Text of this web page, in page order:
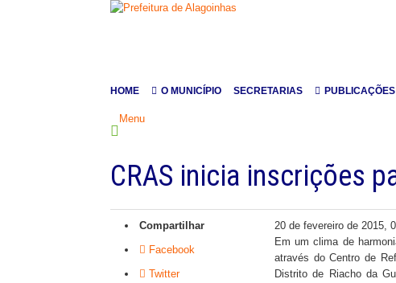
HOME O MUNICÍPIO SECRETARIAS PUBLICAÇÕES
Menu
CRAS inicia inscrições
20 de fevereiro de 2015,
Em um clima de
através do Centro de
Distrito de Riacho da
Compartilhar
Facebook
Twitter